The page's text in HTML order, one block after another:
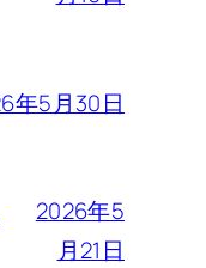
年5月30日
2026年5
月21日